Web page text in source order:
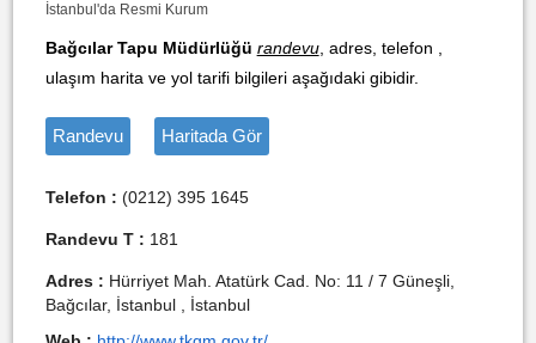
İstanbul'da Resmi Kurum
Bağcılar Tapu Müdürlüğü randevu, adres, telefon ,
ulaşım harita ve yol tarifi bilgileri aşağıdaki gibidir.
Randevu Haritada Gör
Telefon : (0212) 395 1645
Randevu T : 181
Adres : Hürriyet Mah. Atatürk Cad. No: 11 / 7 Güneşli,
Bağcılar, İstanbul , İstanbul